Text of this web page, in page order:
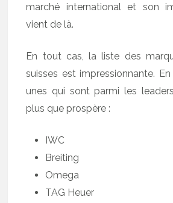
marché international et son
vient de là.
En tout cas, la liste des
suisses est impressionnante.
unes qui sont parmi les
plus que prospère :
IWC
Breiting
Omega
TAG Heuer